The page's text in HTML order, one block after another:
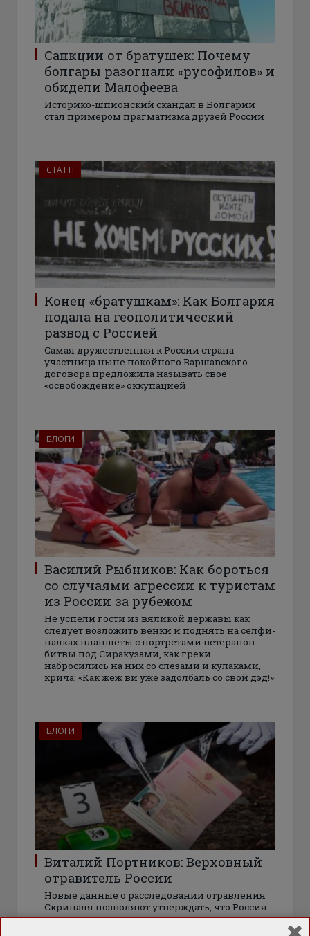
Санкции от братушек: Почему
болгары разогнали «русофилов» и
обидели Малофеева
Историко-шпионский скандал в Болгарии
стал примером прагматизма друзей России
СТАТТІ
Конец «братушкам»: Как Болгария
подала на геополитический
развод с Россией
Самая дружественная к России страна-
участница ныне покойного Варшавского
договора предложила называть свое
«освобождение» оккупацией
БЛОГИ
Василий Рыбников: Как бороться
со случаями агрессии к туристам
из России за рубежом
Не успели гости из вяликой державы как
следует возложить венки и поднять на селфи-
палках планшеты с портретами ветеранов
битвы под Сиракузами, как греки
набросились на них со слезами и кулаками,
крича: «Как жеж ви уже задолбаль со свой дэд!»
БЛОГИ
Виталий Портников: Верховный
отравитель России
Новые данные о расследовании отравления
Скрипаля позволяют утверждать, что Россия
создала настоящую международную сеть